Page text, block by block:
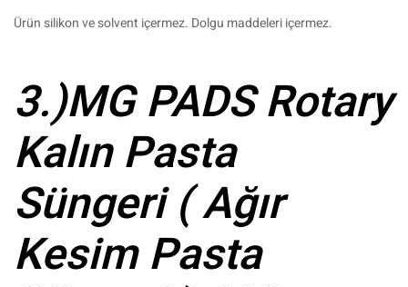
Ürün silikon ve solvent içermez. Dolgu maddeleri içermez.
3.)MG PADS Rotary
Kalın Pasta
Süngeri ( Ağır
Kesim Pasta